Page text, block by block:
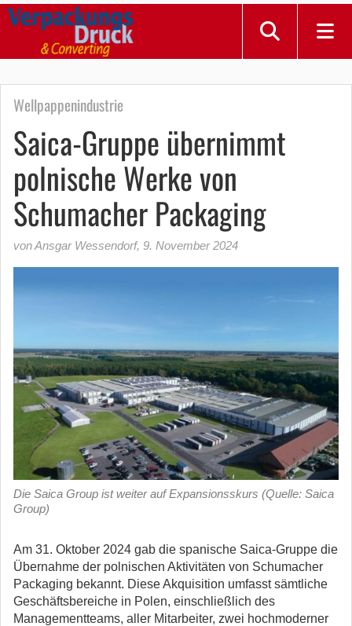
Wellpappenindustrie
Saica-Gruppe übernimmt
polnische Werke von
Schumacher Packaging
von Ansgar Wessendorf, 9. November 2024
Die Saica Group ist weiter auf Expansionsskurs (Quelle: Saica
Group)
Am 31. Oktober 2024 gab die spanische Saica-Gruppe die
Übernahme der polnischen Aktivitäten von Schumacher
Packaging bekannt. Diese Akquisition umfasst sämtliche
Geschäftsbereiche in Polen, einschließlich des
Managementteams, aller Mitarbeiter, zwei hochmoderner